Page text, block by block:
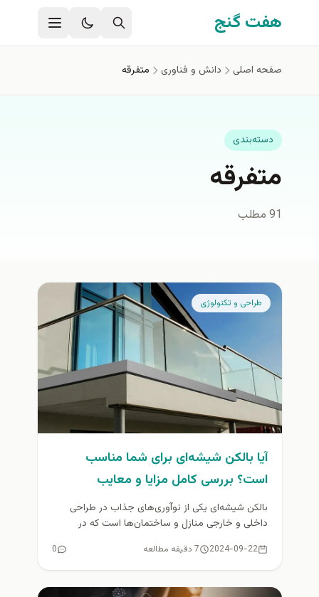
رفتن به محتوای اصلی
هفت گنج
صفحه اصلی دانش و فناوری متفرقه
دسته‌بندی
متفرقه
91 مطلب
طراحی و تکنولوژی
آیا بالکن شیشه‌ای برای شما مناسب
است؟ بررسی کامل مزایا و معایب
بالکن شیشه‌ای یکی از نوآوری‌های جذاب در طراحی
داخلی و خارجی منازل و ساختمان‌ها است که در
2024-09-22 7 دقیقه مطالعه 0